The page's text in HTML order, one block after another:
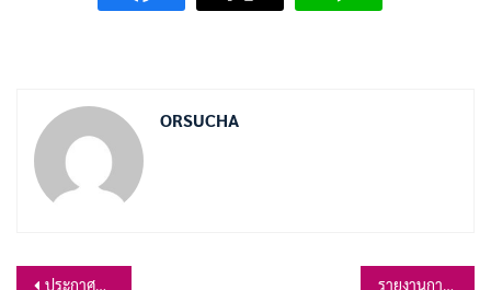
ORSUCHA
ประกาศนโยบายการบริหารงานบุคคล ประจำปีงบประมาณ พ.ศ.2568 รายงานการประชุมสภาองค์การบริหารส่วนตำบลเขาสมอคอนสมัยวิสามัญ สมัยที่ ๔ ครั้งที่ ๑ ประจำปี ๒๕๖๗ วันที่ ๕ พฤศจิกายน ๒๕๖๗ ณ อาคารศูนย์แพทย์แผนไทย องค์การบริหารส่วนตำบลเขาสมอคอน